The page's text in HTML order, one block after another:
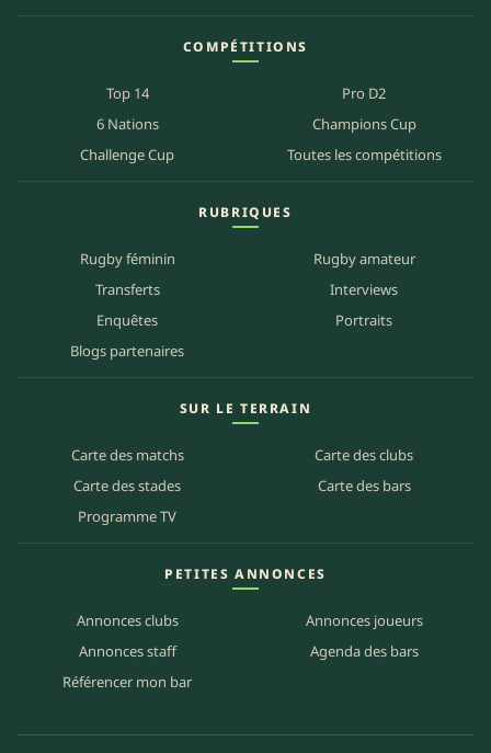
COMPÉTITIONS
Top 14
Pro D2
6 Nations
Champions Cup
Challenge Cup
Toutes les compétitions
RUBRIQUES
Rugby féminin
Rugby amateur
Transferts
Interviews
Enquêtes
Portraits
Blogs partenaires
SUR LE TERRAIN
Carte des matchs
Carte des clubs
Carte des stades
Carte des bars
Programme TV
PETITES ANNONCES
Annonces clubs
Annonces joueurs
Annonces staff
Agenda des bars
Référencer mon bar